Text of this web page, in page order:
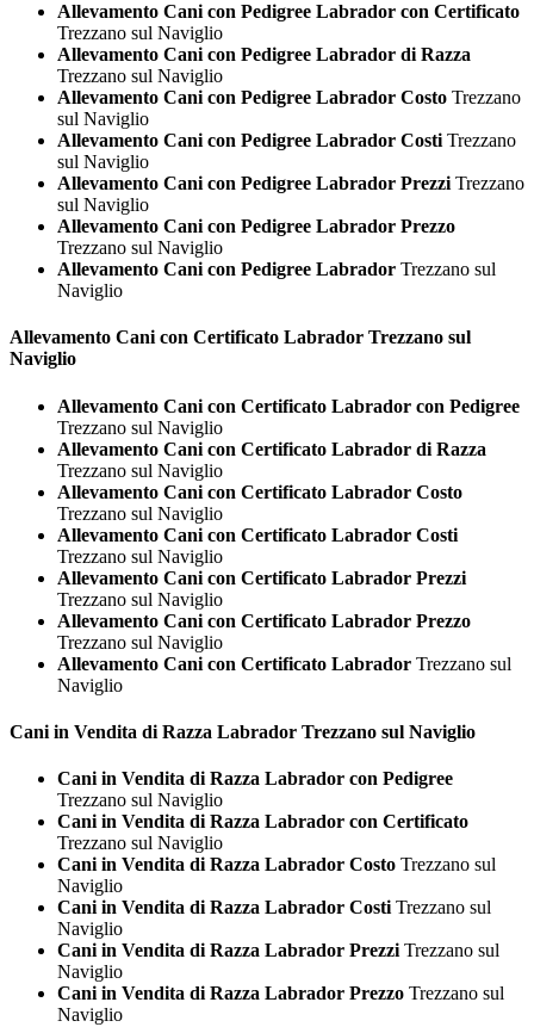
Allevamento Cani con Pedigree Labrador con Certificato
Trezzano sul Naviglio
Allevamento Cani con Pedigree Labrador di Razza
Trezzano sul Naviglio
Allevamento Cani con Pedigree Labrador Costo Trezzano
sul Naviglio
Allevamento Cani con Pedigree Labrador Costi Trezzano
sul Naviglio
Allevamento Cani con Pedigree Labrador Prezzi Trezzano
sul Naviglio
Allevamento Cani con Pedigree Labrador Prezzo
Trezzano sul Naviglio
Allevamento Cani con Pedigree Labrador Trezzano sul
Naviglio
Allevamento Cani con Certificato Labrador Trezzano sul
Naviglio
Allevamento Cani con Certificato Labrador con Pedigree
Trezzano sul Naviglio
Allevamento Cani con Certificato Labrador di Razza
Trezzano sul Naviglio
Allevamento Cani con Certificato Labrador Costo
Trezzano sul Naviglio
Allevamento Cani con Certificato Labrador Costi
Trezzano sul Naviglio
Allevamento Cani con Certificato Labrador Prezzi
Trezzano sul Naviglio
Allevamento Cani con Certificato Labrador Prezzo
Trezzano sul Naviglio
Allevamento Cani con Certificato Labrador Trezzano sul
Naviglio
Cani in Vendita di Razza Labrador Trezzano sul Naviglio
Cani in Vendita di Razza Labrador con Pedigree
Trezzano sul Naviglio
Cani in Vendita di Razza Labrador con Certificato
Trezzano sul Naviglio
Cani in Vendita di Razza Labrador Costo Trezzano sul
Naviglio
Cani in Vendita di Razza Labrador Costi Trezzano sul
Naviglio
Cani in Vendita di Razza Labrador Prezzi Trezzano sul
Naviglio
Cani in Vendita di Razza Labrador Prezzo Trezzano sul
Naviglio